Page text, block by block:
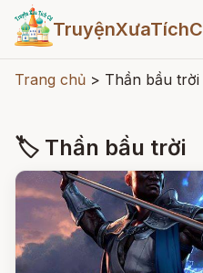
Trang chủ > Thần bầu trời
🏷 Thần bầu trời